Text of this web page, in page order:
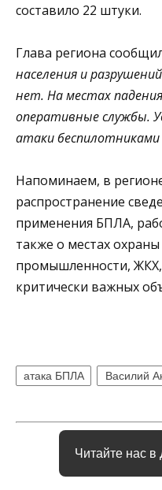
составило 22 штуки.
Глава региона
населения и
нет. На местах
оперативные службы.
атаки беспилотниками
Напоминаем, в
распространение
применения БПЛА,
также о местах
промышленности,
критически важных
атака БПЛА Василий
Читайте нас в